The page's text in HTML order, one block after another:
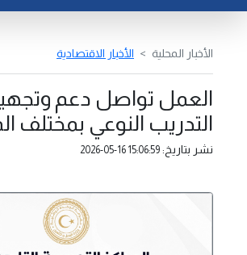
الأخبار المحلية الأخبار الاقتصادية
العمل تواصل دعم
التدريب النوعي بمختلف
نشر بتاريخ: 2026-05-16 15:06:59